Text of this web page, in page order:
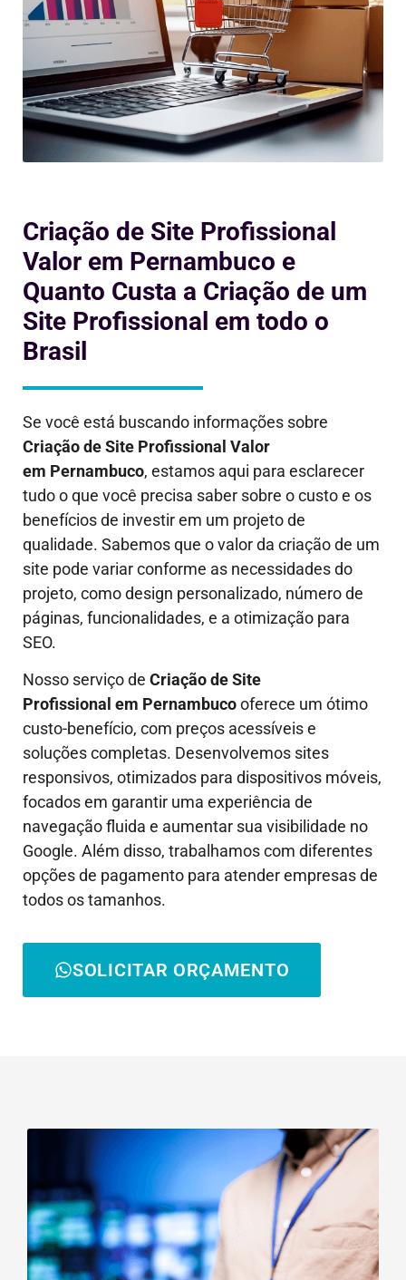
Criação de Site Profissional
Valor em Pernambuco e
Quanto Custa a Criação de um
Site Profissional em todo o
Brasil
Se você está buscando informações sobre
Criação de Site Profissional Valor
em Pernambuco, estamos aqui para esclarecer
tudo o que você precisa saber sobre o custo e os
benefícios de investir em um projeto de
qualidade. Sabemos que o valor da criação de um
site pode variar conforme as necessidades do
projeto, como design personalizado, número de
páginas, funcionalidades, e a otimização para
SEO.
Nosso serviço de Criação de Site
Profissional em Pernambucooferece um ótimo
custo-benefício, com preços acessíveis e
soluções completas. Desenvolvemos sites
responsivos, otimizados para dispositivos móveis,
focados em garantir uma experiência de
navegação fluida e aumentar sua visibilidade no
Google. Além disso, trabalhamos com diferentes
opções de pagamento para atender empresas de
todos os tamanhos.
SOLICITAR ORÇAMENTO